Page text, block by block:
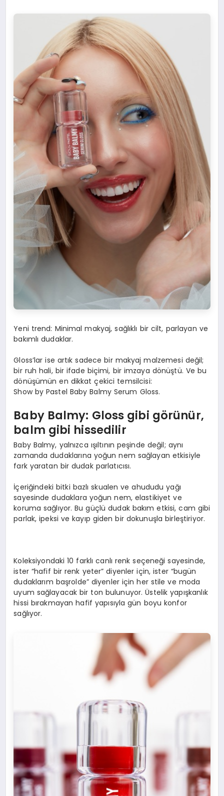
Yeni trend: Minimal makyaj, sağlıklı bir cilt, parlayan ve
bakımlı dudaklar.
Gloss’lar ise artık sadece bir makyaj malzemesi değil;
bir ruh hali, bir ifade biçimi, bir imzaya dönüştü. Ve bu
dönüşümün en dikkat çekici temsilcisi:
Show by Pastel Baby Balmy Serum Gloss.
Baby Balmy: Gloss gibi görünür,
balm gibi hissedilir
Baby Balmy, yalnızca ışıltının peşinde değil; aynı
zamanda dudaklarına yoğun nem sağlayan etkisiyle
fark yaratan bir dudak parlatıcısı.
İçeriğindeki bitki bazlı skualen ve ahududu yağı
sayesinde dudaklara yoğun nem, elastikiyet ve
koruma sağlıyor. Bu güçlü dudak bakım etkisi, cam gibi
parlak, ipeksi ve kayıp giden bir dokunuşla birleştiriyor.
Koleksiyondaki 10 farklı canlı renk seçeneği sayesinde,
ister “hafif bir renk yeter” diyenler için, ister “bugün
dudaklarım başrolde” diyenler için her stile ve moda
uyum sağlayacak bir ton bulunuyor. Üstelik yapışkanlık
hissi bırakmayan hafif yapısıyla gün boyu konfor
sağlıyor.